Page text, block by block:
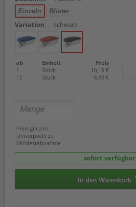
Einzeln Blister
Variation schwarz
ab Einheit
Preis
1
Stück
10,19 €
12
Stück 8,89 €
Preis gilt pro
Umverpackt zu
Mindestabnahme
sofort verfügbar
In den Warenkorb